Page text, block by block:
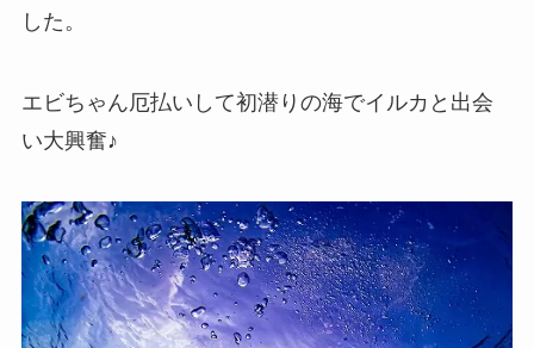
した。
エビちゃん厄払いして初潜りの海でイルカと出会
い大興奮♪